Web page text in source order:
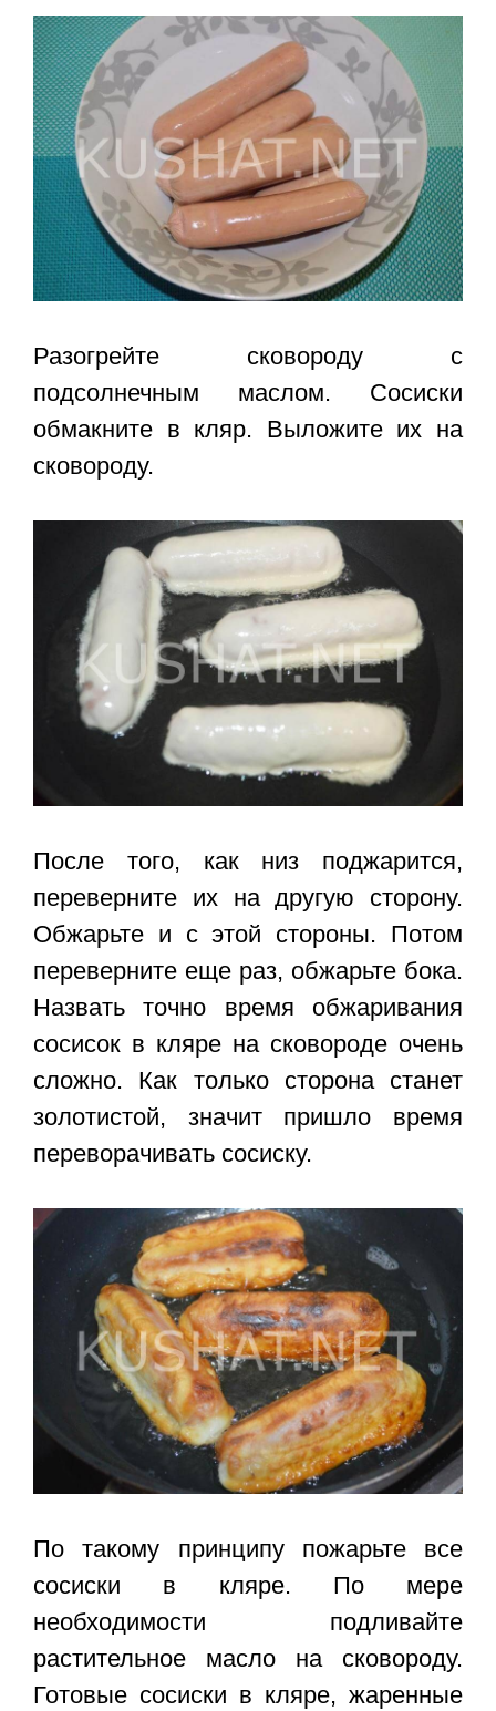
Разогрейте сковороду с
подсолнечным маслом. Сосиски
обмакните в кляр. Выложите их на
сковороду.
После того, как низ поджарится,
переверните их на другую сторону.
Обжарьте и с этой стороны. Потом
переверните еще раз, обжарьте бока.
Назвать точно время обжаривания
сосисок в кляре на сковороде очень
сложно. Как только сторона станет
золотистой, значит пришло время
переворачивать сосиску.
По такому принципу пожарьте все
сосиски в кляре. По мере
необходимости подливайте
растительное масло на сковороду.
Готовые сосиски в кляре, жаренные